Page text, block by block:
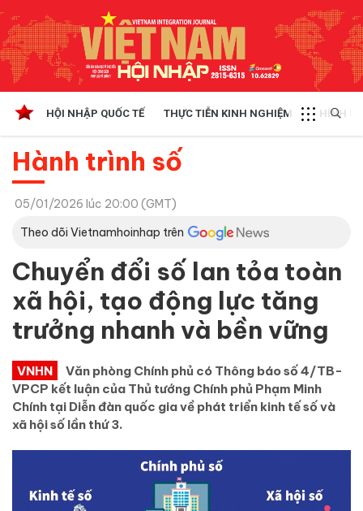
HỘI NHẬP QUỐC TẾ THỰC TIỄN KINH NGHIỆM CHÍNH
Hành trình số
05/01/2026 lúc 20:00 (GMT)
Theo dõi Vietnamhoinhap trên
Chuyển đổi số lan tỏa toàn
xã hội, tạo động lực tăng
trưởng nhanh và bền vững
VNHN
Văn phòng Chính phủ có Thông báo số 4/TB-
VPCP kết luận của Thủ tướng Chính phủ Phạm Minh
Chính tại Diễn đàn quốc gia về phát triển kinh tế số và
xã hội số lần thứ 3.